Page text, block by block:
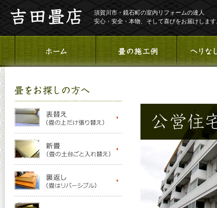
須賀川市・鏡石町の室内リフォームの達人
安心・安全・本物、そして喜びをお届けしま